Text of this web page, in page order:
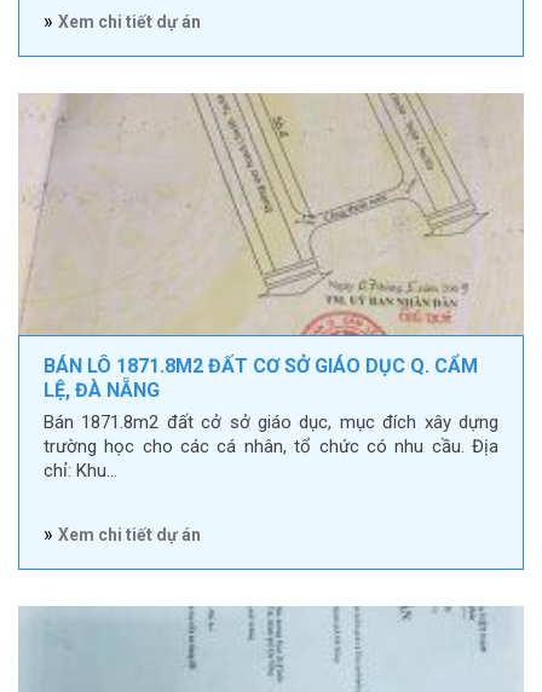
» Xem chi tiết dự án
BÁN LÔ 1871.8M2 ĐẤT CƠ SỞ GIÁO DỤC Q. CẨM
LỆ, ĐÀ NẴNG
Bán 1871.8m2 đất cở sở giáo dục, mục đích xây dựng
trường học cho các cá nhân, tổ chức có nhu cầu. Địa
chỉ: Khu…
» Xem chi tiết dự án